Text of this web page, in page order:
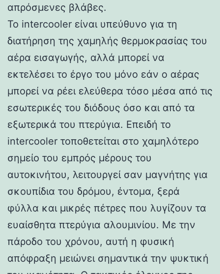
απρόσμενες βλάβες.
Το intercooler είναι υπεύθυνο για τη
διατήρηση της χαμηλής θερμοκρασίας του
αέρα εισαγωγής, αλλά μπορεί να
εκτελέσει το έργο του μόνο εάν ο αέρας
μπορεί να ρέει ελεύθερα τόσο μέσα από τις
εσωτερικές του διόδους όσο και από τα
εξωτερικά του πτερύγια. Επειδή το
intercooler τοποθετείται στο χαμηλότερο
σημείο του εμπρός μέρους του
αυτοκινήτου, λειτουργεί σαν μαγνήτης για
σκουπίδια του δρόμου, έντομα, ξερά
φύλλα και μικρές πέτρες που λυγίζουν τα
ευαίσθητα πτερύγια αλουμινίου. Με την
πάροδο του χρόνου, αυτή η φυσική
απόφραξη μειώνει σημαντικά την ψυκτική